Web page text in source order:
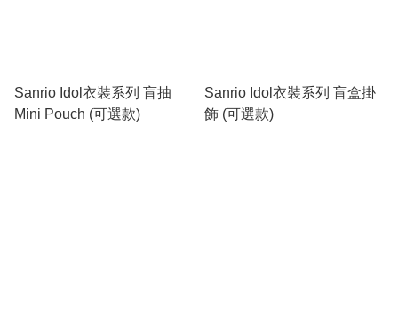
Sanrio Idol衣裝系列 盲抽
Mini Pouch (可選款)
Sanrio Idol衣裝系列 盲盒掛
飾 (可選款)